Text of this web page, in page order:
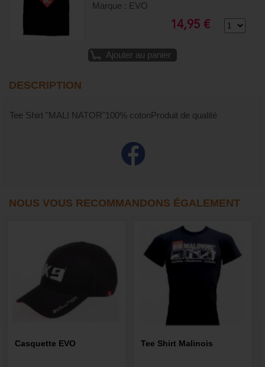
Marque : EVO
14,95 €
Ajouter au panier
DESCRIPTION
Tee Shirt "MALI NATOR"100% cotonProduit de qualité
NOUS VOUS RECOMMANDONS ÉGALEMENT
Casquette EVO Tee Shirt Malinois